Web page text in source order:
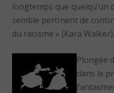
longtemps que quelqu’un
semble pertinent de
du racisme » (Kara Walker).
Plongée
dans le